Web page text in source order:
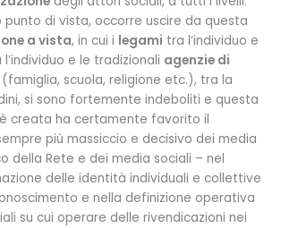
punto di vista, occorre uscire da questa
a vista, in cui i legami tra l’individuo e
l’individuo e le tradizionali agenzie di
(famiglia, scuola, religione etc.), tra la
si sono fortemente indeboliti e questa
creata ha certamente favorito il
più massiccio e decisivo dei media
della Rete e dei media sociali – nel
delle identità individuali e collettive
e nella definizione operativa
su cui operare delle rivendicazioni nei